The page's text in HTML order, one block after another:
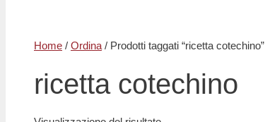
Home / Ordina / Prodotti taggati “ricetta cotechino”
ricetta cotechino